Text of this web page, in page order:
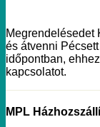
Megrendelésedet
és átvenni
időpontban,
kapcsolatot.
MPL